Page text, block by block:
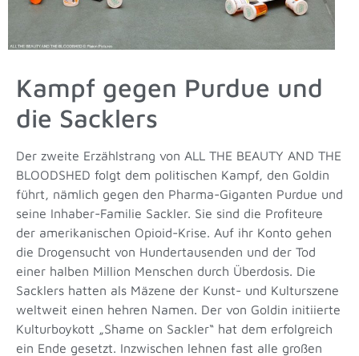
Kampf gegen Purdue und
die Sacklers
Der zweite Erzählstrang von ALL THE BEAUTY AND THE
BLOODSHED folgt dem politischen Kampf, den Goldin
führt, nämlich gegen den Pharma-Giganten Purdue und
seine Inhaber-Familie Sackler. Sie sind die Profiteure
der amerikanischen Opioid-Krise. Auf ihr Konto gehen
die Drogensucht von Hundertausenden und der Tod
einer halben Million Menschen durch Überdosis. Die
Sacklers hatten als Mäzene der Kunst- und Kulturszene
weltweit einen hehren Namen. Der von Goldin initiierte
Kulturboykott „Shame on Sackler“ hat dem erfolgreich
ein Ende gesetzt. Inzwischen lehnen fast alle großen